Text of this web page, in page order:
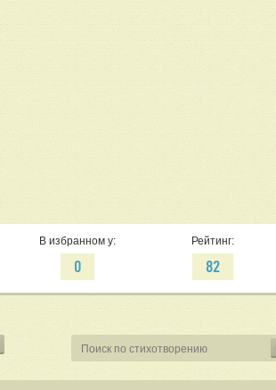
В избранном у:
0
Рейтинг:
82